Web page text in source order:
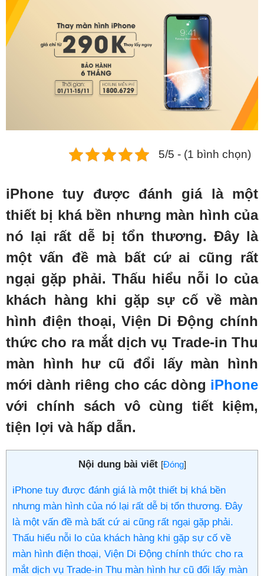
Phụ kiện
1800.6729(miễn phí)
Viện Di Động
5/5 - (1 bình chọn)
iPhone tuy được đánh giá là một
thiết bị khá bền nhưng màn hình của
nó lại rất dễ bị tổn thương. Đây là
một vấn đề mà bất cứ ai cũng rất
ngại gặp phải. Thấu hiểu nỗi lo của
khách hàng khi gặp sự cố về màn
hình điện thoại, Viện Di Động chính
thức cho ra mắt dịch vụ Trade-in Thu
màn hình hư cũ đổi lấy màn hình
mới dành riêng cho các dòng iPhone
với chính sách vô cùng tiết kiệm,
tiện lợi và hấp dẫn.
Nội dung bài viết [Đóng]
iPhone tuy được đánh giá là một thiết bị khá bền
nhưng màn hình của nó lại rất dễ bị tổn thương. Đây
là một vấn đề mà bất cứ ai cũng rất ngại gặp phải.
Thấu hiểu nỗi lo của khách hàng khi gặp sự cố về
màn hình điện thoại, Viện Di Động chính thức cho ra
mắt dịch vụ Trade-in Thu màn hình hư cũ đổi lấy màn